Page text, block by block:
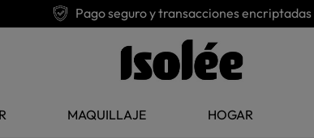
Pago seguro y transacciones encriptadas
MAQUILLAJE HOGAR